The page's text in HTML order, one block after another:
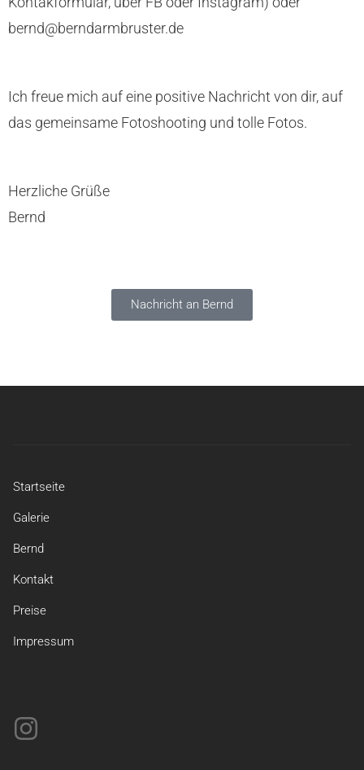
bernd@berndarmbruster.de
Ich freue mich auf eine positive Nachricht von dir, auf
das gemeinsame Fotoshooting und tolle Fotos.
Herzliche Grüße
Bernd
Nachricht an Bernd
Startseite
Galerie
Bernd
Kontakt
Preise
Impressum